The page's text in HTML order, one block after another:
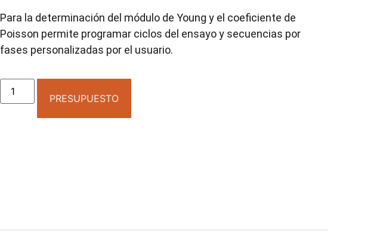
Para la determinación del módulo de Young y el coeficiente de
Poisson permite programar ciclos del ensayo y secuencias por
fases personalizadas por el usuario.
PRESUPUESTO